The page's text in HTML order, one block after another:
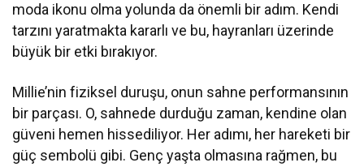
moda ikonu olma yolunda da önemli bir adım. Kendi
tarzını yaratmakta kararlı ve bu, hayranları üzerinde
büyük bir etki bırakıyor.
Millie’nin fiziksel duruşu, onun sahne performansının
bir parçası. O, sahnede durduğu zaman, kendine olan
güveni hemen hissediliyor. Her adımı, her hareketi bir
güç sembolü gibi. Genç yaşta olmasına rağmen, bu